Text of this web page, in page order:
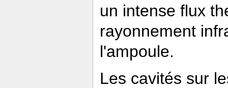
un intense flux
rayonnement
l'ampoule.
Les cavités sur